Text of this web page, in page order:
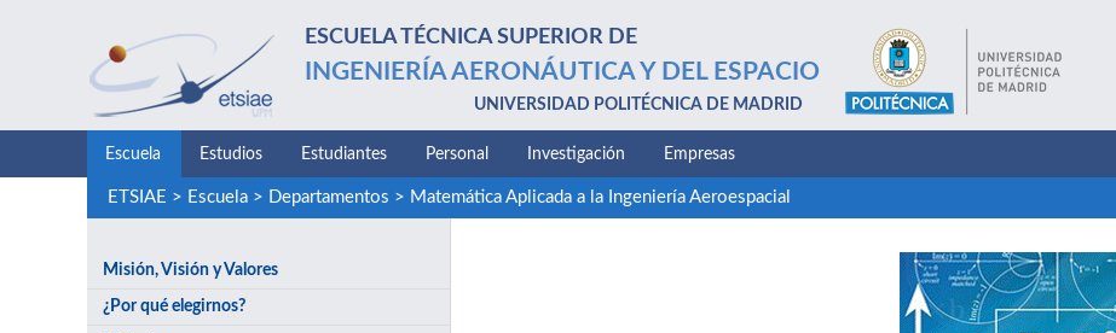
ESCUELA TÉCNICA SUPERIOR DE
INGENIERÍA AERONÁUTICA Y DEL ESPACIO
UNIVERSIDAD POLITÉCNICA DE MADRID
Escuela Estudios Estudiantes Personal Investigación Empresas
ETSIAE > Escuela> Departamentos > Matemática Aplicada a la Ingeniería Aeroespacial
Misión, Visión y Valores
¿Por qué elegirnos?